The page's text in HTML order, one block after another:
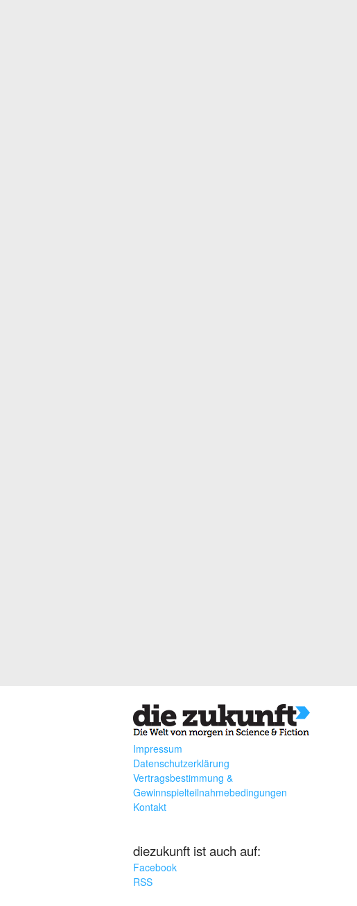
Impressum
Datenschutzerklärung
Vertragsbestimmung &
Gewinnspielteilnahmebedingungen
Kontakt
diezukunft ist auch auf:
Facebook
RSS